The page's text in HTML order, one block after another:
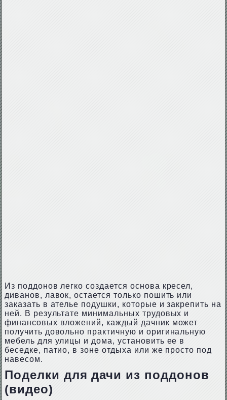
Из поддонов легко создается основа кресел,
диванов, лавок, остается только пошить или
заказать в ателье подушки, которые и закрепить на
ней. В результате минимальных трудовых и
финансовых вложений, каждый дачник может
получить довольно практичную и оригинальную
мебель для улицы и дома, установить ее в
беседке, патио, в зоне отдыха или же просто под
навесом.
Поделки для дачи из поддонов
(видео)